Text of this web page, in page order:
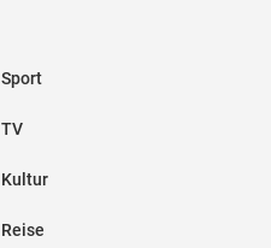
Sport
TV
Kultur
Reise